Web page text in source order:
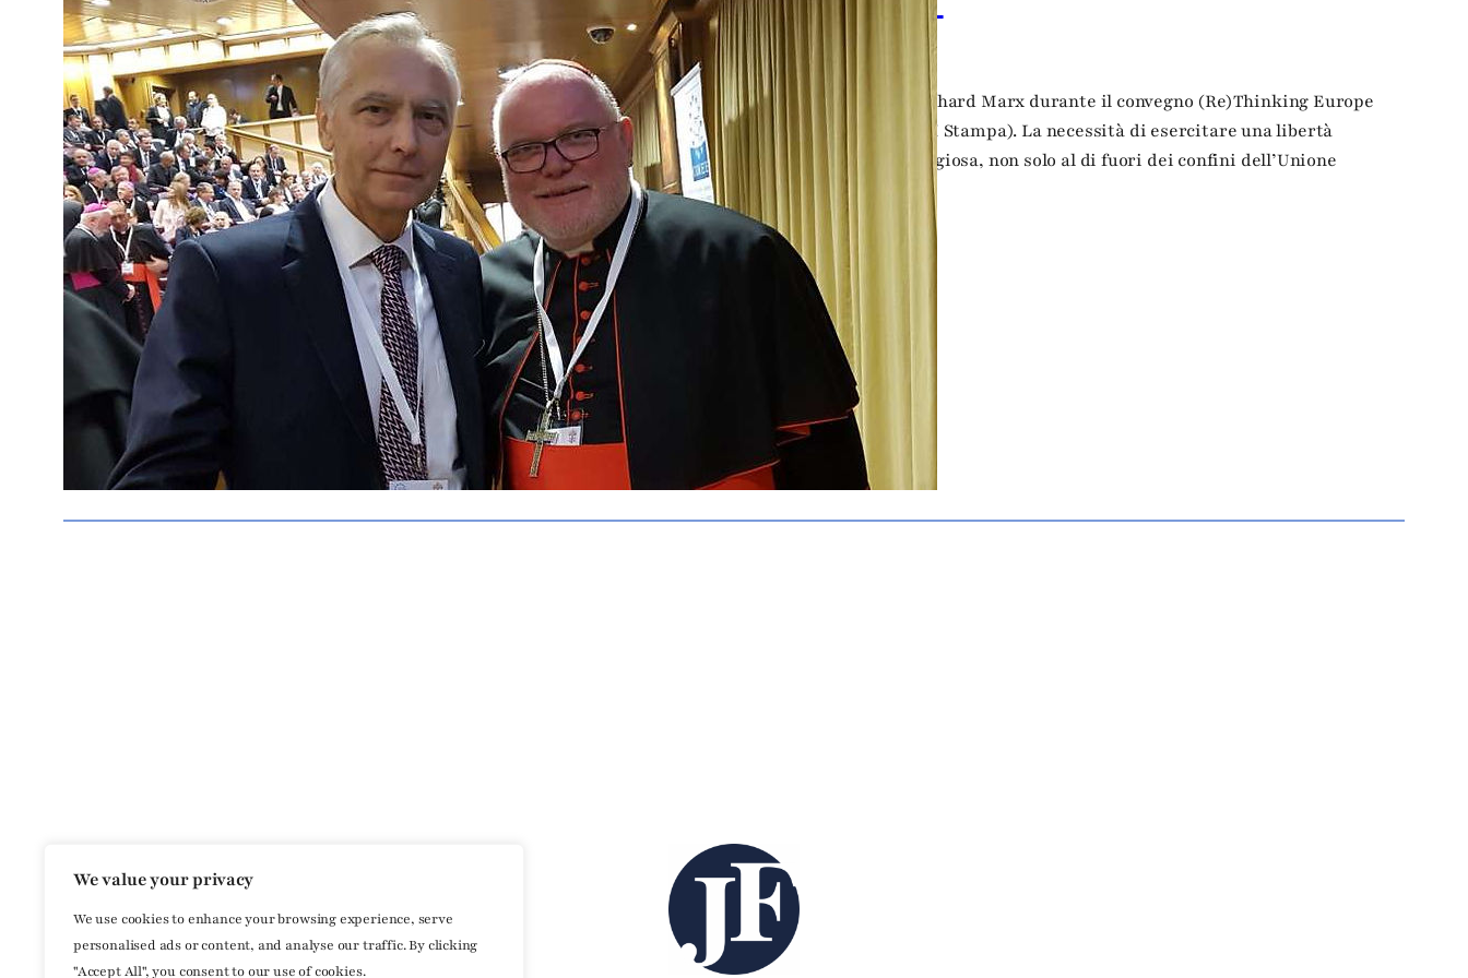
We value your privacy
We use cookies to enhance your browsing experience, serve
personalised ads or content, and analyse our traffic. By clicking
"Accept All", you consent to our use of cookies.
6 November 2017
L’inviato UE per la libertà religiosa con il Cardinale Reinhard Marx durante il convegno (Re)Thinking Europe
CITTÀ DEL VATICANO , 06 novembre, 2017 / 9:00 AM (ACI Stampa). La necessità di esercitare una libertà
responsabile. Il rafforzamento del tema della libertà religiosa, non solo al di fuori dei confini dell’Unione
Europea, ma anche al suo…
Read more